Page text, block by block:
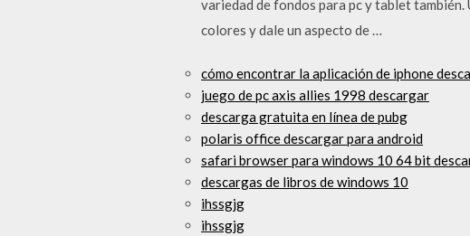
variedad de fondos para pc y tablet
colores y dale un aspecto de …
cómo encontrar la aplicación de iphone
juego de pc axis allies 1998 descargar
descarga gratuita en línea de pubg
polaris office descargar para android
safari browser para windows 10 64 bit
descargas de libros de windows 10
ihssgjg
ihssgjg